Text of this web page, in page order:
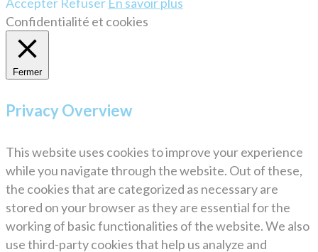
Confidentialité et cookies
Fermer
Privacy Overview
This website uses cookies to improve your experience
while you navigate through the website. Out of these,
the cookies that are categorized as necessary are
stored on your browser as they are essential for the
working of basic functionalities of the website. We also
use third-party cookies that help us analyze and